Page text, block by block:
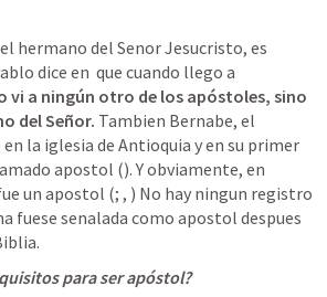
hermano del Senor Jesucristo, es
dice en que cuando llego a
vi a ningún otro de los apóstoles, sino
del Señor. Tambien Bernabe, el
la iglesia de Antioquia y en su primer
apostol (). Y obviamente, en
un apostol (; , ) No hay ningun registro
fuese senalada como apostol despues
para ser apóstol?